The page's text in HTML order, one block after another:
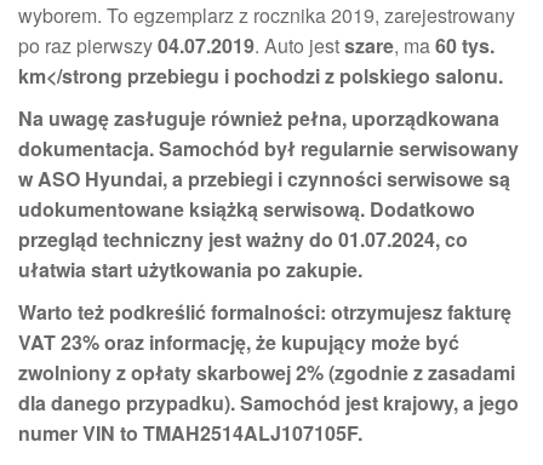
wyborem. To egzemplarz z rocznika 2019, zarejestrowany
po raz pierwszy04.07.2019. Auto jestszare, ma60 tys.
km</strong przebiegu i pochodzi z polskiego salonu.
Na uwagę zasługuje również pełna, uporządkowana
dokumentacja. Samochód był regularnie serwisowany
w ASO Hyundai, a przebiegi i czynności serwisowe są
udokumentowane książką serwisową. Dodatkowo
przegląd techniczny jest ważny do 01.07.2024, co
ułatwia start użytkowania po zakupie.
Warto też podkreślić formalności: otrzymujeszfakturę
VAT 23%oraz informację, że kupujący może być
zwolniony z opłaty skarbowej 2%(zgodnie z zasadami
dla danego przypadku). Samochód jest krajowy, a jego
numer VIN to TMAH2514ALJ107105F.